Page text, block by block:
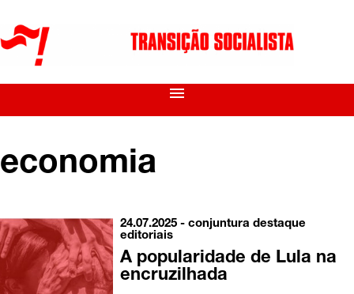
menu
economia
24.07.2025 -conjuntura destaque
editoriais
A popularidade de Lula na
encruzilhada